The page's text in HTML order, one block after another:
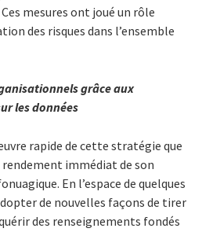
mesures ont joué un rôle
des risques dans l’ensemble
grâce aux
les données
rapide de cette stratégie que
immédiat de son
En l’espace de quelques
de nouvelles façons de tirer
des renseignements fondés